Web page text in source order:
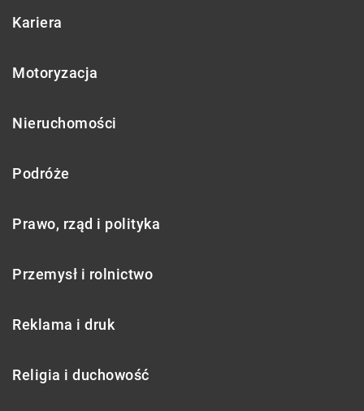
Kariera
Motoryzacja
Nieruchomości
Podróże
Prawo, rząd i polityka
Przemysł i rolnictwo
Reklama i druk
Religia i duchowość